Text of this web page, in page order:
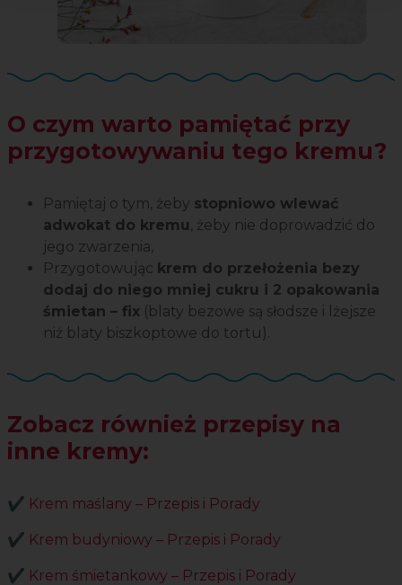
O czym warto pamiętać przy
przygotowywaniu tego kremu?
Pamiętaj o tym, żeby stopniowo wlewać
adwokat do kremu , żeby nie doprowadzić do
jego zwarzenia,
Przygotowując krem do przełożenia bezy
dodaj do niego mniej cukru i 2 opakowania
śmietan – fix (blaty bezowe są słodsze i lżejsze
niż blaty biszkoptowe do tortu).
Zobacz również przepisy na
inne kremy:
✔️ Krem maślany – Przepis i Porady
✔️ Krem budyniowy – Przepis i Porady
✔️ Krem śmietankowy – Przepis i Porady